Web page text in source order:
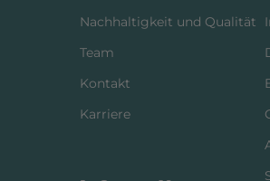
Nachhaltigkeit und Qualität
Team
Kontakt
Karriere